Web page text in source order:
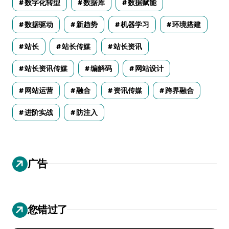
数字化转型 数据库 数据赋能
数据驱动 新趋势 机器学习 环境搭建
站长 站长传媒 站长资讯
站长资讯传媒 编解码 网站设计
网站运营 融合 资讯传媒 跨界融合
进阶实战 防注入
广告
您错过了